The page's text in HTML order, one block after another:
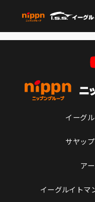
イーグ
サヤッ
ア
イーグルイトマ